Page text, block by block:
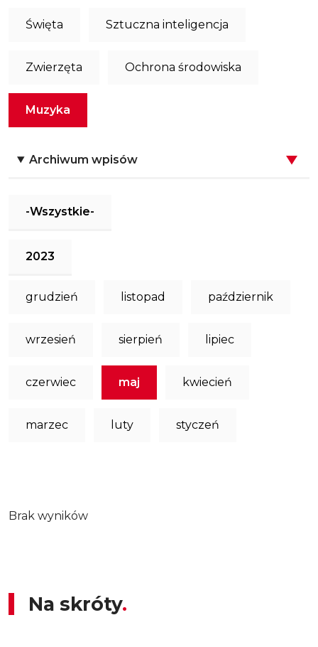
Święta Sztuczna inteligencja
Zwierzęta Ochrona środowiska
Muzyka
Archiwum wpisów
-Wszystkie-
2023
grudzień listopad październik
wrzesień sierpień lipiec
czerwiec maj kwiecień
marzec luty styczeń
Brak wyników
Na skróty